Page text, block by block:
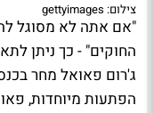
צילום: gettyimages
"אם אתה לא מסוגל
החוקים" - כך ניתן
ג'רום פאואל מחר
הפתעות מיוחדות,